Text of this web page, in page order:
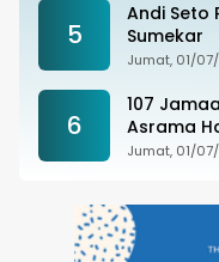
5
Andi Seto
Sumekar
Jumat, 01/
6
107
Asrama
Jumat, 01/